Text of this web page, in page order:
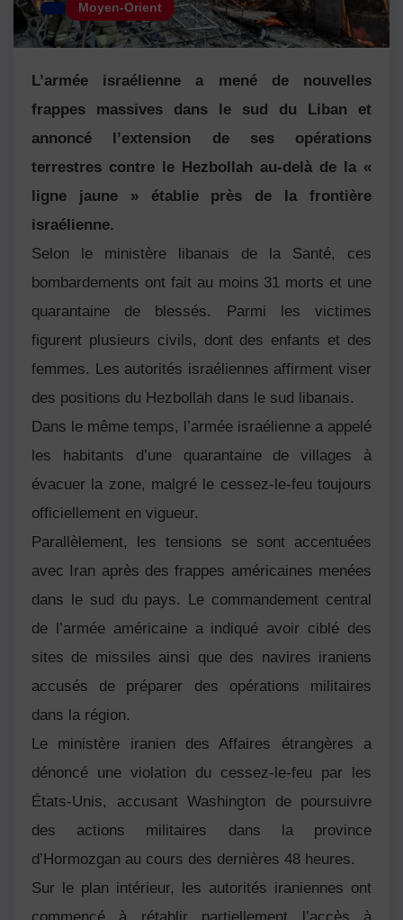
Moyen-Orient
L’armée israélienne a mené de nouvelles
frappes massives dans le sud du Liban et
annoncé l’extension de ses opérations
terrestres contre le Hezbollah au-delà de la «
ligne jaune » établie près de la frontière
israélienne.
Selon le ministère libanais de la Santé, ces
bombardements ont fait au moins 31 morts et une
quarantaine de blessés. Parmi les victimes
figurent plusieurs civils, dont des enfants et des
femmes. Les autorités israéliennes affirment viser
des positions du Hezbollah dans le sud libanais.
Dans le même temps, l’armée israélienne a appelé
les habitants d’une quarantaine de villages à
évacuer la zone, malgré le cessez-le-feu toujours
officiellement en vigueur.
Parallèlement, les tensions se sont accentuées
avec Iran après des frappes américaines menées
dans le sud du pays. Le commandement central
de l’armée américaine a indiqué avoir ciblé des
sites de missiles ainsi que des navires iraniens
accusés de préparer des opérations militaires
dans la région.
Le ministère iranien des Affaires étrangères a
dénoncé une violation du cessez-le-feu par les
États-Unis, accusant Washington de poursuivre
des actions militaires dans la province
d’Hormozgan au cours des dernières 48 heures.
Sur le plan intérieur, les autorités iraniennes ont
commencé à rétablir partiellement l’accès à